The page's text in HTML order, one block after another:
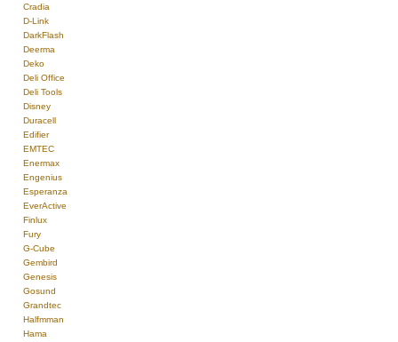
Cradia
D-Link
DarkFlash
Deerma
Deko
Deli Office
Deli Tools
Disney
Duracell
Edifier
EMTEC
Enermax
Engenius
Esperanza
EverActive
Finlux
Fury
G-Cube
Gembird
Genesis
Gosund
Grandtec
Halfmman
Hama